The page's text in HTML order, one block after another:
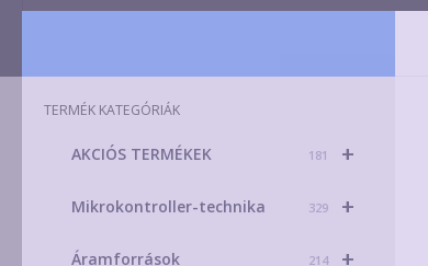
TERMÉK KATEGÓRIÁK
+
AKCIÓS TERMÉKEK 181
+
Mikrokontroller-technika 329
+
Áramforrások 214